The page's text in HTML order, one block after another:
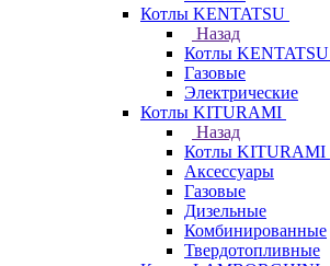
Котлы KENTATSU
Назад
Котлы KENTATSU
Газовые
Электрические
Котлы KITURAMI
Назад
Котлы KITURAMI
Аксессуары
Газовые
Дизельные
Комбинированные
Твердотопливные